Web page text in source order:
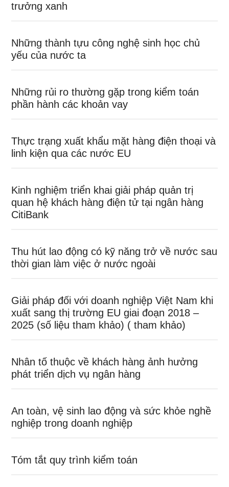
trưởng xanh
Những thành tựu công nghệ sinh học chủ
yếu của nước ta
Những rủi ro thường gặp trong kiểm toán
phần hành các khoản vay
Thực trạng xuất khẩu mặt hàng điện thoại và
linh kiện qua các nước EU
Kinh nghiệm triển khai giải pháp quản trị
quan hệ khách hàng điện tử tại ngân hàng
CitiBank
Thu hút lao động có kỹ năng trở về nước sau
thời gian làm việc ở nước ngoài
Giải pháp đối với doanh nghiệp Việt Nam khi
xuất sang thị trường EU giai đoạn 2018 –
2025 (số liệu tham khảo) ( tham khảo)
Nhân tố thuộc về khách hàng ảnh hưởng
phát triển dịch vụ ngân hàng
An toàn, vệ sinh lao động và sức khỏe nghề
nghiệp trong doanh nghiệp
Tóm tắt quy trình kiểm toán